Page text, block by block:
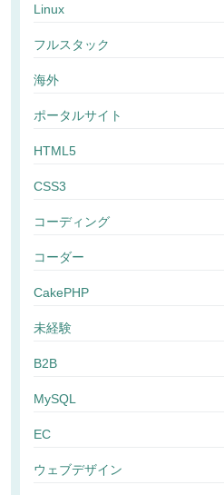
Linux
フルスタック
海外
ポータルサイト
HTML5
CSS3
コーディング
コーダー
CakePHP
未経験
B2B
MySQL
EC
ウェブデザイン